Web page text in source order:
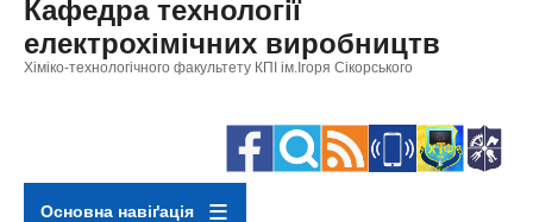
Кафедра технології
електрохімічних виробництв
Хіміко-технологічного факультету КПІ ім.Ігоря Сікорського
Основна навіґація